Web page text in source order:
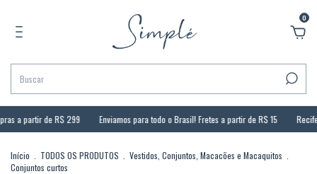
0
R$ 299 Enviamos para todo o Brasil! Fretes a partir de R$ 15 Recife: frete
Início TODOS OS PRODUTOS Vestidos, Conjuntos, Macacões e Macaquitos
Conjuntos curtos